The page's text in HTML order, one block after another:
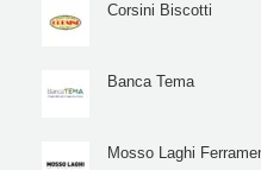
Corsini Biscotti
Banca Tema
Mosso Laghi